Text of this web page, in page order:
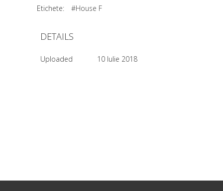
Etichete:
#House F
DETAILS
Uploaded 10 Iulie 2018